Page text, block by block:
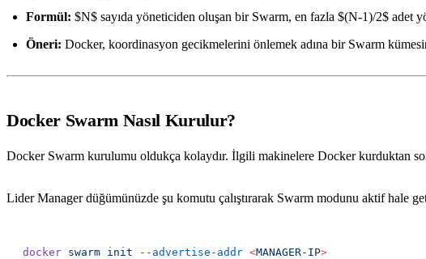
Formül: $N$ sayıda yöneticiden oluşan bir Swarm, en fazla $(N-1)/2$ adet
Öneri: Docker, koordinasyon gecikmelerini önlemek adına bir Swarm
Docker Swarm Nasıl Kurulur?
Docker Swarm kurulumu oldukça kolaydır. İlgili makinelere Docker kurduktan
Lider Manager düğümünüzde şu komutu çalıştırarak Swarm modunu aktif hale
docker swarm init --advertise-addr <MANAGER-IP